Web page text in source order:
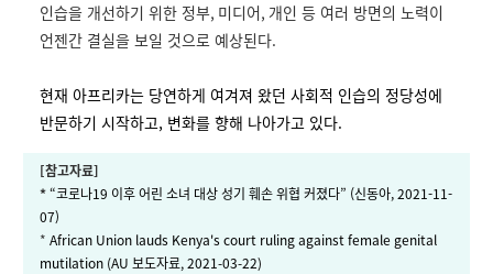
인습을 개선하기 위한 정부, 미디어, 개인 등 여러 방면의 노력이
언젠간 결실을 보일 것으로 예상된다.
현재 아프리카는 당연하게 여겨져 왔던 사회적 인습의 정당성에
반문하기 시작하고, 변화를 향해 나아가고 있다.
[참고자료]
*“코로나19 이후 어린 소녀 대상 성기 훼손 위협 커졌다” (신동아, 2021-11-
07)
* African Union lauds Kenya's court ruling against female genital
mutilation (AU 보도자료, 2021-03-22)